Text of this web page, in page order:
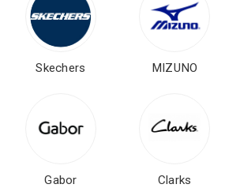
Skechers
Gabor
MIZUNO
Clarks